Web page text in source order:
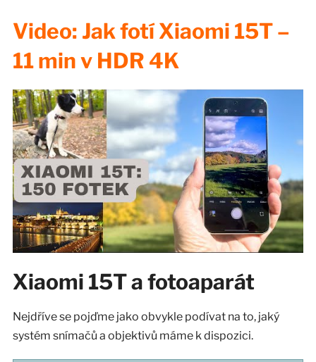
Video: Jak fotí Xiaomi 15T –
11 min v HDR 4K
Xiaomi 15T a fotoaparát
Nejdříve se pojďme jako obvykle podívat na to, jaký
systém snímačů a objektivů máme k dispozici.